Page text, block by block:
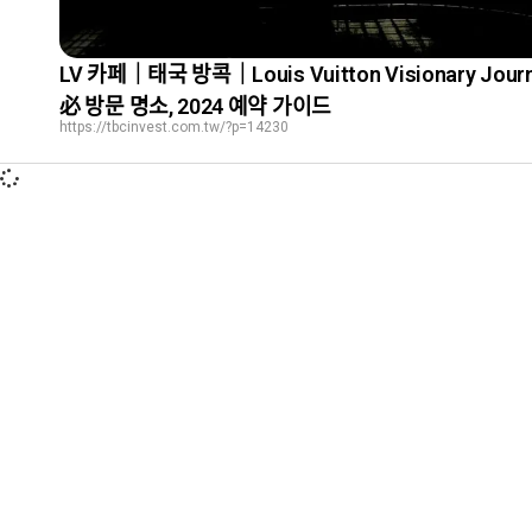
LV 카페｜태국 방콕｜Louis Vuitton Visionary
必 방문 명소, 2024 예약 가이드
https://tbcinvest.com.tw/?p=14230